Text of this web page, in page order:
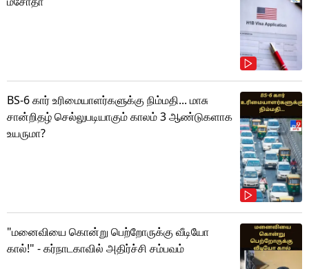
BS-6 கார் உரிமையாளர்களுக்கு நிம்மதி... மாசு
சான்றிதழ் செல்லுபடியாகும் காலம் 3 ஆண்டுகளாக
உயருமா?
"மனைவியை கொன்று பெற்றோருக்கு வீடியோ
கால்!" - கர்நாடகாவில் அதிர்ச்சி சம்பவம்